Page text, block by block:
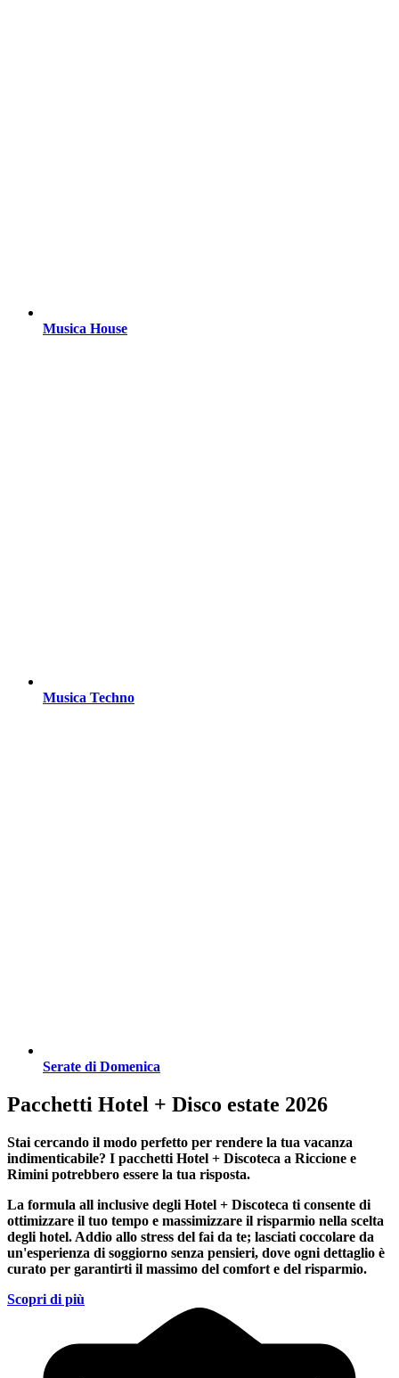
Musica House
Musica Techno
Serate di Domenica
Pacchetti Hotel + Disco estate 2026
Stai cercando il modo perfetto per rendere la tua vacanza
indimenticabile? I pacchetti Hotel + Discoteca a Riccione e
Rimini potrebbero essere la tua risposta.
La formula all inclusive degli Hotel + Discoteca ti consente di
ottimizzare il tuo tempo e massimizzare il risparmio nella scelta
degli hotel. Addio allo stress del fai da te; lasciati coccolare da
un'esperienza di soggiorno senza pensieri, dove ogni dettaglio è
curato per garantirti il massimo del comfort e del risparmio.
Scopri di più